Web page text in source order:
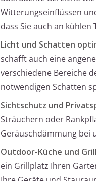
Witterungseinflüssen
dass Sie auch an
Licht und Schatten
schafft auch eine
verschiedene Bereiche
notwendigen Schatten
Sichtschutz und
Sträuchern oder
Geräuschdämmung bei
Outdoor-Küche und
ein Grillplatz Ihren